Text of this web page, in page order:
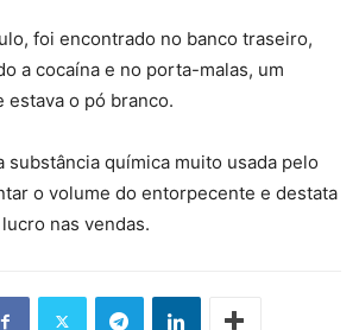
foi encontrado no banco traseiro,
a cocaína e no porta-malas, um
estava o pó branco.
substância química muito usada pelo
o volume do entorpecente e destata
nas vendas.